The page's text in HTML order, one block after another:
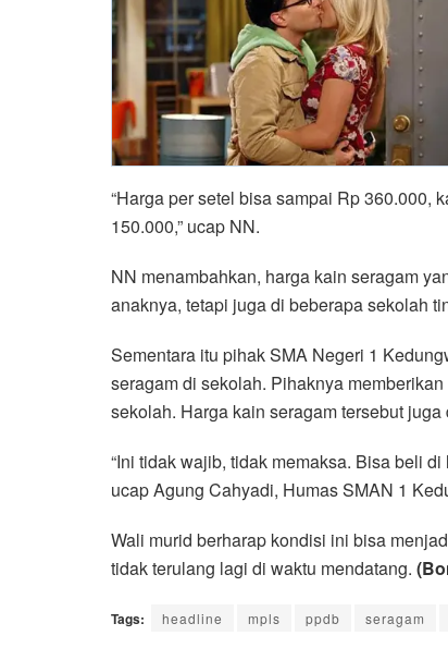
“Harga per setel bisa sampai Rp 360.000,
150.000,” ucap NN.
NN menambahkan, harga kain seragam
anaknya, tetapi juga di beberapa sekolah
Sementara itu pihak SMA Negeri 1
seragam di sekolah. Pihaknya
sekolah. Harga kain seragam tersebut
“Ini tidak wajib, tidak memaksa. Bisa beli
ucap Agung Cahyadi, Humas SMAN 1
Wali murid berharap kondisi ini bisa
tidak terulang lagi di waktu mendatang.
Tags: headline mpls ppdb seragam